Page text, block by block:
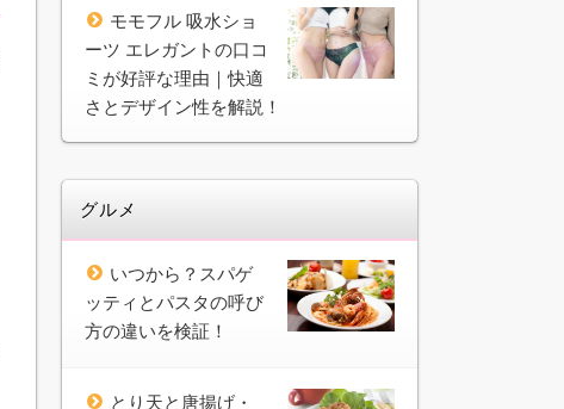
モモフル 吸水ショ
ーツ エレガントの口コ
ミが好評な理由｜快適
さとデザイン性を解説！
グルメ
いつから？スパゲ
ッティとパスタの呼び
方の違いを検証！
とり天と唐揚げ・